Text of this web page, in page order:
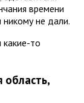
времени
не дали.
то
область,